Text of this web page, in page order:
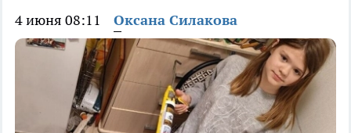
4 июня 08:11 Оксана Силакова